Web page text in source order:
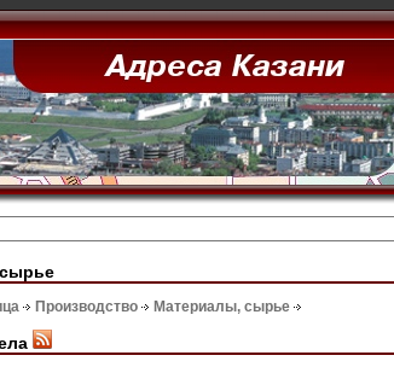
Производство Материалы, сырье